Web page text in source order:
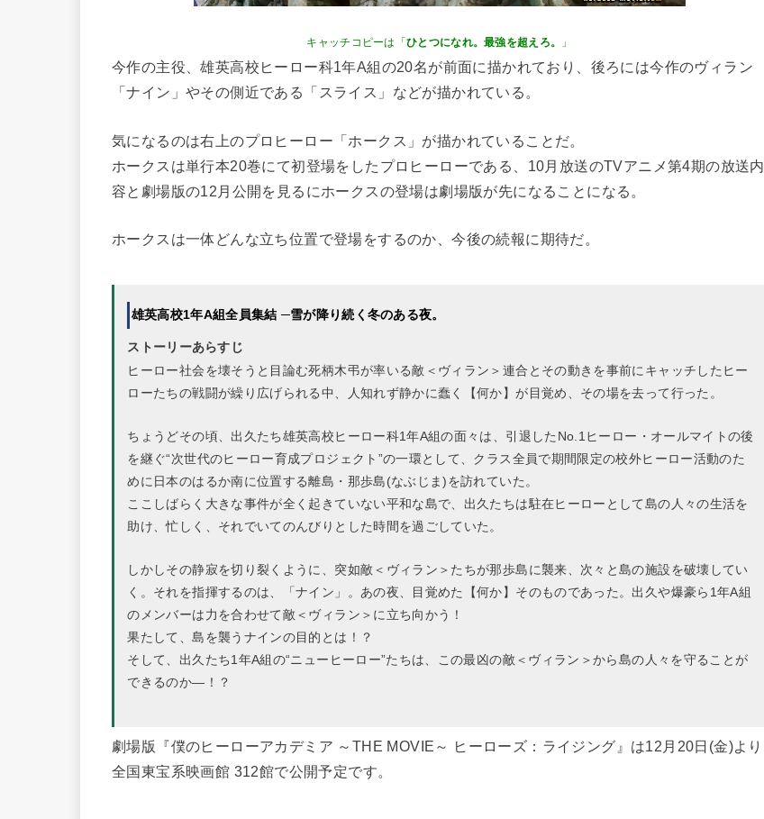
キャッチコピーは「ひとつになれ。最強を超えろ。 」
今作の主役、雄英高校ヒーロー科1年A組の20名が前面に描かれており、後ろには今作のヴィラン
「ナイン」やその側近である「スライス」などが描かれている。
気になるのは右上のプロヒーロー「ホークス」が描かれていることだ。
ホークスは単行本20巻にて初登場をしたプロヒーローである、10月放送のTVアニメ第4期の放送内
容と劇場版の12月公開を見るにホークスの登場は劇場版が先になることになる。
ホークスは一体どんな立ち位置で登場をするのか、今後の続報に期待だ。
雄英高校1年A組全員集結 ─雪が降り続く冬のある夜。
ストーリーあらすじ
ヒーロー社会を壊そうと目論む死柄木弔が率いる敵＜ヴィラン＞連合とその動きを事前にキャッチしたヒー
ローたちの戦闘が繰り広げられる中、人知れず静かに蠢く【何か】が目覚め、その場を去って行った。
ちょうどその頃、出久たち雄英高校ヒーロー科1年A組の面々は、引退したNo.1ヒーロー・オールマイトの後
を継ぐ“次世代のヒーロー育成プロジェクト”の一環として、クラス全員で期間限定の校外ヒーロー活動のた
めに日本のはるか南に位置する離島・那歩島(なぶじま)を訪れていた。
ここしばらく大きな事件が全く起きていない平和な島で、出久たちは駐在ヒーローとして島の人々の生活を
助け、忙しく、それでいてのんびりとした時間を過ごしていた。
しかしその静寂を切り裂くように、突如敵＜ヴィラン＞たちが那歩島に襲来、次々と島の施設を破壊してい
く。それを指揮するのは、「ナイン」。あの夜、目覚めた【何か】そのものであった。出久や爆豪ら1年A組
のメンバーは力を合わせて敵＜ヴィラン＞に立ち向かう！
果たして、島を襲うナインの目的とは！？
そして、出久たち1年A組の“ニューヒーロー”たちは、この最凶の敵＜ヴィラン＞から島の人々を守ることが
できるのか―！？
劇場版『僕のヒーローアカデミア ～THE MOVIE～ ヒーローズ：ライジング』は12月20日(金)より
全国東宝系映画館 312館で公開予定です。